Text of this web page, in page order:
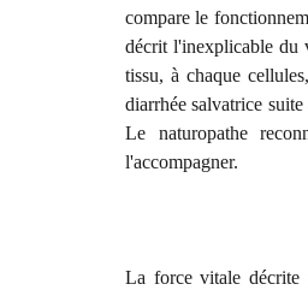
compare le
décrit l'inexplicable du
tissu, à chaque
diarrhée salvatrice
Le naturopathe
l'accompagner.
La force vitale décrite